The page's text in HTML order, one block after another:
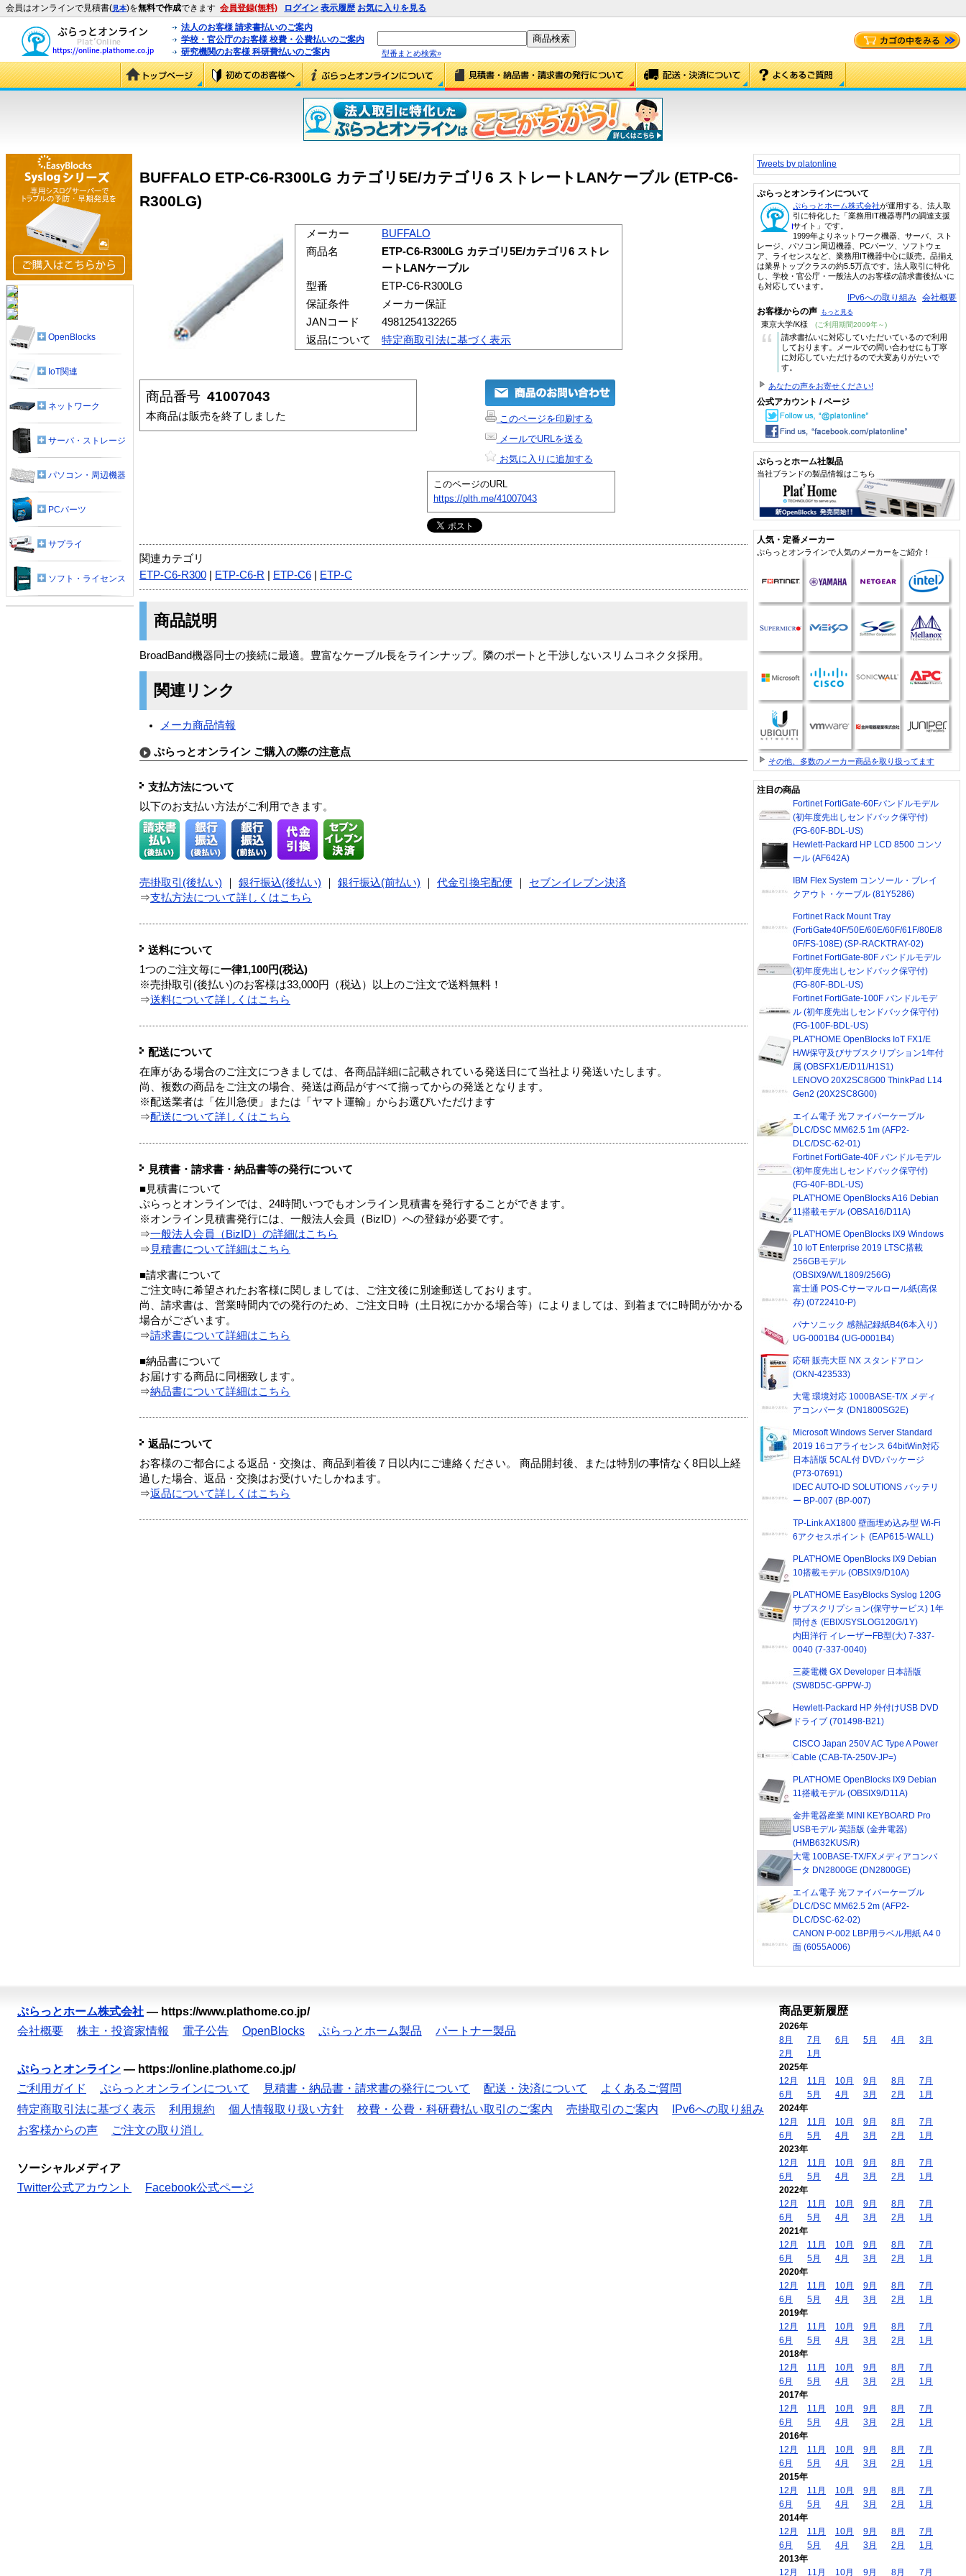
会員はオンラインで見積書(見本)を無料で作成できます 会員登録(無料) ログイン 表示履歴 お気に入りを見る
法人のお客様 請求書払いのご案内
学校・官公庁のお客様 校費・公費払いのご案内
研究機関のお客様 科研費払いのご案内
型番まとめ検索»
BUFFALO ETP-C6-R300LG カテゴリ5E/カテゴリ6 ストレートLANケーブル (ETP-C6-
R300LG)
メーカー
BUFFALO
商品名
ETP-C6-R300LG カテゴリ5E/カテゴリ6 ストレ
ートLANケーブル
型番
ETP-C6-R300LG
保証条件
メーカー保証
JANコード
4981254132265
返品について
特定商取引法に基づく表示
商品番号 41007043
本商品は販売を終了しました
このページを印刷する
メールでURLを送る
お気に入りに追加する
このページのURL
https://plth.me/41007043
関連カテゴリ
ETP-C6-R300
ETP-C6-R ETP-C6 ETP-C
商品説明
BroadBand機器同士の接続に最適。豊富なケーブル長をラインナップ。隣のポートと干渉しないスリムコネクタ採用。
関連リンク
メーカ商品情報
ぷらっとオンライン ご購入の際の注意点
支払方法について
以下のお支払い方法がご利用できます。
売掛取引(後払い) 銀行振込(後払い) 銀行振込(前払い) 代金引換宅配便
セブンイレブン決済
⇒支払方法について詳しくはこちら
送料について
1つのご注文毎に一律1,100円(税込)
※売掛取引(後払い)のお客様は33,000円（税込）以上のご注文で送料無料！
⇒送料について詳しくはこちら
配送について
在庫がある場合のご注文につきましては、各商品詳細に記載されている発送日にて当社より発送いたします。
尚、複数の商品をご注文の場合、発送は商品がすべて揃ってからの発送となります。
※配送業者は「佐川急便」または「ヤマト運輸」からお選びいただけます
⇒配送について詳しくはこちら
見積書・請求書・納品書等の発行について
■見積書について
ぷらっとオンラインでは、24時間いつでもオンライン見積書を発行することができます。
※オンライン見積書発行には、一般法人会員（BizID）への登録が必要です。
⇒一般法人会員（BizID）の詳細はこちら
⇒ 見積書について詳細はこちら
■請求書について
ご注文時に希望されたお客様に関しましては、ご注文後に別途郵送しております。
尚、請求書は、営業時間内での発行のため、ご注文日時（土日祝にかかる場合等）によりましては、到着までに時間がかかる
場合がございます。
⇒請求書について詳細はこちら
■納品書について
お届けする商品に同梱致します。
⇒納品書について詳細はこちら
返品について
お客様のご都合による返品・交換は、商品到着後７日以内にご連絡ください。 商品開封後、または特別の事情なく8日以上経
過した場合、返品・交換はお受けいたしかねます。
⇒返品について詳しくはこちら
OpenBlocks
IoT関連
ネットワーク
サーバ・ストレージ
パソコン・周辺機器
PCパーツ
サプライ
ソフト・ライセンス
Tweets by platonline
ぷらっとオンラインについて
ぷらっとホーム株式会社が運用する、法人取
引に特化した「業務用IT機器専門の調達支援
サイト」です。
1999年よりネットワーク機器、サーバ、スト
レージ、パソコン周辺機器、PCパーツ、ソフトウェ
ア、ライセンスなど、業務用IT機器中心に販売。品揃え
は業界トップクラスの約5.5万点です。法人取引に特化
し、学校・官公庁・一般法人のお客様の請求書後払いに
も対応しています。
IPv6への取り組み 会社概要
お客様からの声 もっと見る
東京大学/K様 (ご利用期間2009年～)
“
請求書払いに対応していただいているので利用
しております。メールでの問い合わせにも丁寧
に対応していただけるので大変ありがたいで
す。
あなたの声をお寄せください!
公式アカウント / ページ
ぷらっとホーム社製品
当社ブランドの製品情報はこちら
人気・定番メーカー
ぷらっとオンラインで人気のメーカーをご紹介！
その他、多数のメーカー商品を取り扱ってます
注目の商品
Fortinet FortiGate-60Fバンドルモデル
(初年度先出しセンドバック保守付)
(FG-60F-BDL-US)
Hewlett-Packard HP LCD 8500 コンソ
ール (AF642A)
IBM Flex System コンソール・ブレイ
クアウト・ケーブル (81Y5286)
Fortinet Rack Mount Tray
(FortiGate40F/50E/60E/60F/61F/80E/8
0F/FS-108E) (SP-RACKTRAY-02)
Fortinet FortiGate-80F バンドルモデル
(初年度先出しセンドバック保守付)
(FG-80F-BDL-US)
Fortinet FortiGate-100F バンドルモデ
ル (初年度先出しセンドバック保守付)
(FG-100F-BDL-US)
PLAT'HOME OpenBlocks IoT FX1/E
H/W保守及びサブスクリプション1年付
属 (OBSFX1/E/D11/H1S1)
LENOVO 20X2SC8G00 ThinkPad L14
Gen2 (20X2SC8G00)
エイム電子 光ファイバーケーブル
DLC/DSC MM62.5 1m (AFP2-
DLC/DSC-62-01)
Fortinet FortiGate-40F バンドルモデル
(初年度先出しセンドバック保守付)
(FG-40F-BDL-US)
PLAT'HOME OpenBlocks A16 Debian
11搭載モデル (OBSA16/D11A)
PLAT'HOME OpenBlocks IX9 Windows
10 IoT Enterprise 2019 LTSC搭載
256GBモデル
(OBSIX9/W/L1809/256G)
富士通 POS-Cサーマルロール紙(高保
存) (0722410-P)
パナソニック 感熱記録紙B4(6本入り)
UG-0001B4 (UG-0001B4)
応研 販売大臣 NX スタンドアロン
(OKN-423533)
大電 環境対応 1000BASE-T/X メディ
アコンバータ (DN1800SG2E)
Microsoft Windows Server Standard
2019 16コアライセンス 64bitWin対応
日本語版 5CAL付 DVDパッケージ
(P73-07691)
IDEC AUTO-ID SOLUTIONS バッテリ
ー BP-007 (BP-007)
TP-Link AX1800 壁面埋め込み型 Wi-Fi
6アクセスポイント (EAP615-WALL)
PLAT'HOME OpenBlocks IX9 Debian
10搭載モデル (OBSIX9/D10A)
PLAT'HOME EasyBlocks Syslog 120G
サブスクリプション(保守サービス) 1年
間付き (EBIX/SYSLOG120G/1Y)
内田洋行 イレーザーFB型(大) 7-337-
0040 (7-337-0040)
三菱電機 GX Developer 日本語版
(SW8D5C-GPPW-J)
Hewlett-Packard HP 外付けUSB DVD
ドライブ (701498-B21)
CISCO Japan 250V AC Type A Power
Cable (CAB-TA-250V-JP=)
PLAT'HOME OpenBlocks IX9 Debian
11搭載モデル (OBSIX9/D11A)
金井電器産業 MINI KEYBOARD Pro
USBモデル 英語版 (金井電器)
(HMB632KUS/R)
大電 100BASE-TX/FXメディアコンバ
ータ DN2800GE (DN2800GE)
エイム電子 光ファイバーケーブル
DLC/DSC MM62.5 2m (AFP2-
DLC/DSC-62-02)
CANON P-002 LBP用ラベル用紙 A4 0
面 (6055A006)
ぷらっとホーム株式会社 — https://www.plathome.co.jp/
会社概要
株主・投資家情報 電子公告 OpenBlocks ぷらっとホーム製品 パートナー製品
ぷらっとオンライン — https://online.plathome.co.jp/
ご利用ガイド
ぷらっとオンラインについて 見積書・納品書・請求書の発行について 配送・決済について
よくあるご質問
特定商取引法に基づく表示
利用規約 個人情報取り扱い方針 校費・公費・科研費払い取引のご案内 売掛取引のご案内
IPv6への取り組み
お客様からの声
ご注文の取り消し
ソーシャルメディア
Twitter公式アカウント
Facebook公式ページ
商品更新履歴
2026年
8月
7月 6月 5月 4月
3月
2月
1月
2025年
12月
11月 10月 9月 8月
7月
6月
5月 4月 3月 2月
1月
2024年
12月
11月 10月 9月 8月
7月
6月
5月 4月 3月 2月
1月
2023年
12月
11月 10月 9月 8月
7月
6月
5月 4月 3月 2月
1月
2022年
12月
11月 10月 9月 8月
7月
6月
5月 4月 3月 2月
1月
2021年
12月
11月 10月 9月 8月
7月
6月
5月 4月 3月 2月
1月
2020年
12月
11月 10月 9月 8月
7月
6月
5月 4月 3月 2月
1月
2019年
12月
11月 10月 9月 8月
7月
6月
5月 4月 3月 2月
1月
2018年
12月
11月 10月 9月 8月
7月
6月
5月 4月 3月 2月
1月
2017年
12月
11月 10月 9月 8月
7月
6月
5月 4月 3月 2月
1月
2016年
12月
11月 10月 9月 8月
7月
6月
5月 4月 3月 2月
1月
2015年
12月
11月 10月 9月 8月
7月
6月
5月 4月 3月 2月
1月
2014年
12月
11月 10月 9月 8月
7月
6月
5月 4月 3月 2月
1月
2013年
12月
11月 10月 9月 8月 7月